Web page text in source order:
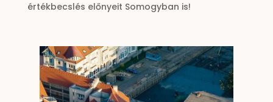
értékbecslés előnyeit Somogyban is!